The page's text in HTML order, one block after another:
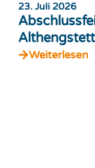
23. Juli 2026
Althengstett
Weiterlesen